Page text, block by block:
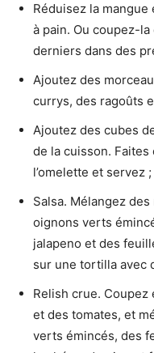
Réduisez la
à pain. Ou coupez-
derniers dans des
Ajoutez des
currys, des ragoûts
Ajoutez des cubes
de la cuisson.
l’omelette et servez ;
Salsa. Mélangez
oignons verts
jalapeno et des
sur une tortilla avec
Relish crue. Coupez
et des tomates, et
verts émincés, des